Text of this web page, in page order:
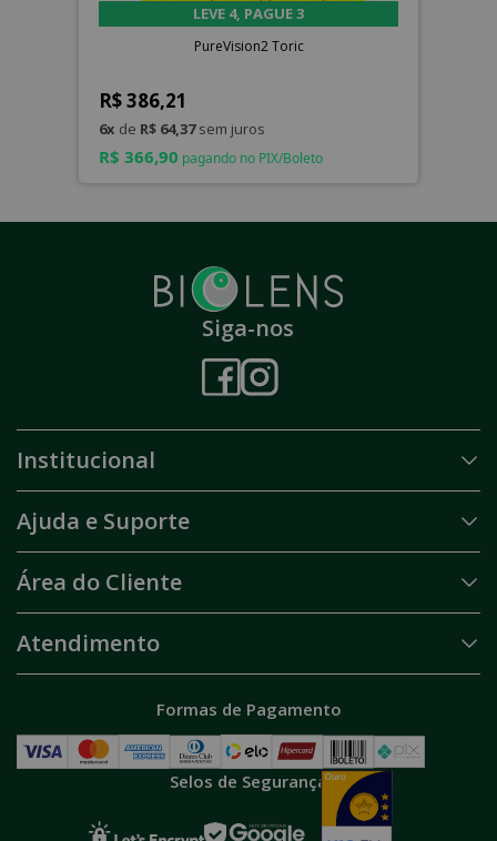
LEVE 4, PAGUE 3
PureVision2 Toric
R$ 386,21
6x de R$ 64,37sem juros
R$ 366,90 pagando no PIX/Boleto
Siga-nos
Institucional
Ajuda e Suporte
Área do Cliente
Atendimento
Formas de Pagamento
Selos de Segurança